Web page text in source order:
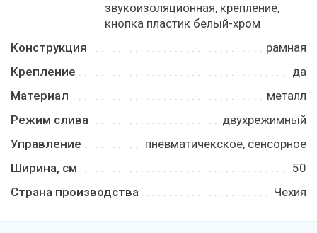
звукоизоляционная, крепление,
кнопка пластик белый-хром
Конструкция
рамная
Крепление
да
Материал
металл
Режим слива
двухрежимный
Управление
пневматичекское, сенсорное
Ширина, см
50
Страна производства
Чехия